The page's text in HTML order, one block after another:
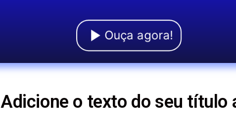
Ouça agora!
Adicione o texto do seu título